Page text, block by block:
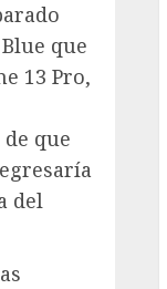
que
13 Pro,
que
del